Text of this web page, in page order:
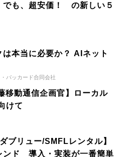
でも、超安価！ の新しい５
本当に必要か？ AIネット
パッカード合同会社
移動通信企画官】ローカル
けて
ブリュー/SMFLレンタル】
ンド 導入・実装が一番簡単